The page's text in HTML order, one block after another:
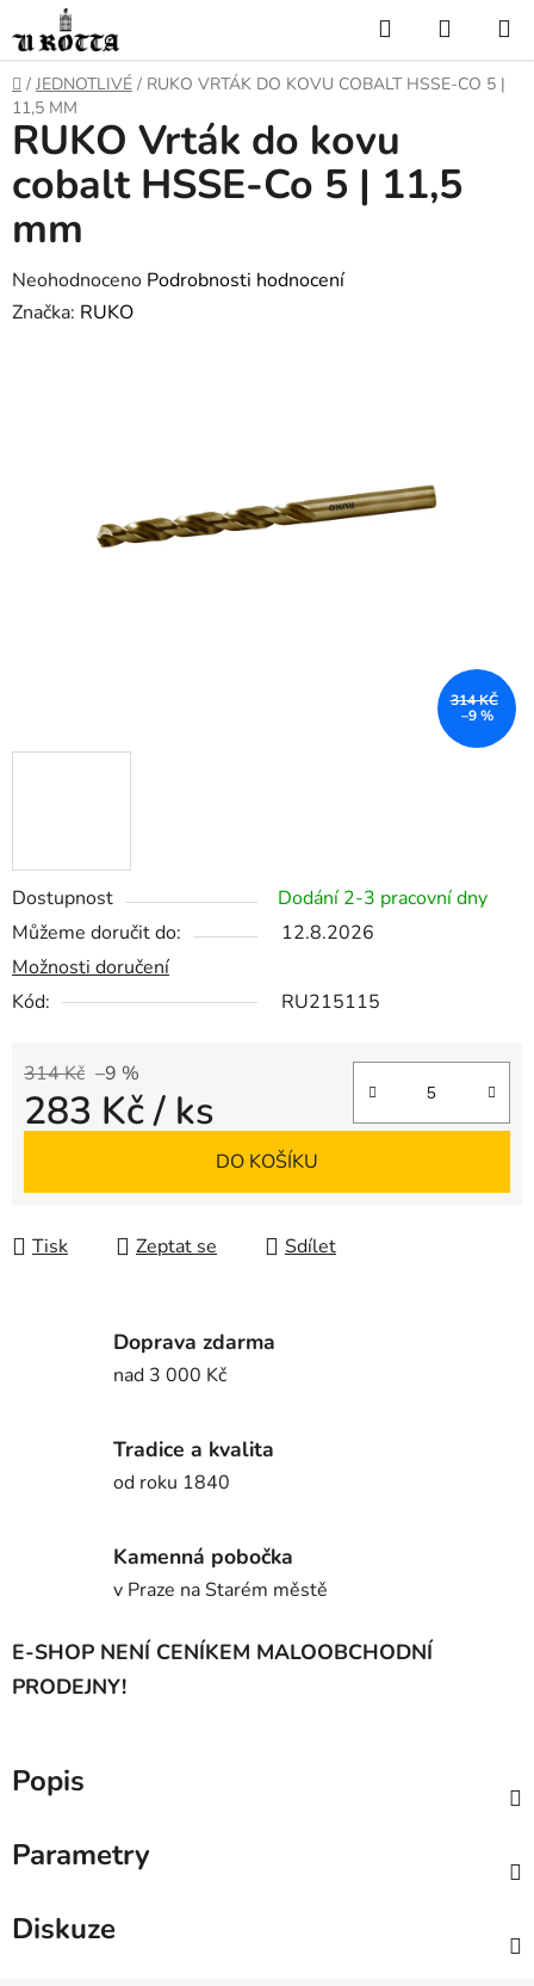
na
obsah
Hledat
KOŠÍK
DOMŮ
/ JEDNOTLIVÉ / RUKO VRTÁK DO KOVU COBALT HSSE-CO 5 |
11,5 MM
Dostupnost
Dodání 2-3 pracovní dny
Můžeme doručit do:
12.8.2026
Možnosti doručení
Kód:
RU215115
314 Kč –9 %
283 Kč/ ks
DO KOŠÍKU
Tisk Zeptat se Sdílet
RUKO Vrták do kovu
cobalt HSSE-Co 5 | 11,5
mm
Průměrné
hodnocení
Neohodnoceno Podrobnosti hodnocení
Značka: RUKO
314 KČ
–9 %
Doprava zdarma
nad 3 000 Kč
Tradice a kvalita
od roku 1840
Kamenná pobočka
v Praze na Starém městě
E-SHOP NENÍ CENÍKEM MALOOBCHODNÍ
PRODEJNY!
Popis
Parametry
Diskuze